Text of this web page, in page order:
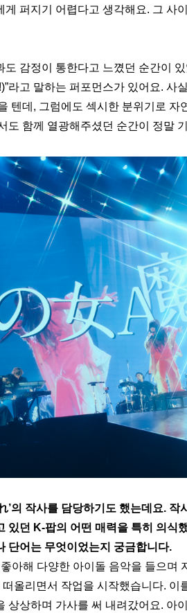
퍼지기 어렵다고 생각해요. 그 사
감정이 통한다고 느꼈던 순간이 있
라고 말하는 퍼포먼스가 있어요. 사
텐데, 그럼에도 섹시한 분위기로 자
도 함께 열광해주셨던 순간이 정말
’의 작사를 담당하기도 했는데요.
있던 K-팝의 어떤 매력을 특히 의식
단어는 무엇이었는지 궁금합니다.
아해 다양한 아이돌 음악을 들으며
올리면서 작업을 시작했습니다. 이
상상하며 가사를 써 내려갔어요. 아